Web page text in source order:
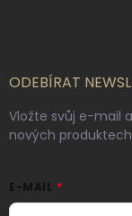
ODEBÍRAT
Vložte svůj e-mail
nových
E-MAIL